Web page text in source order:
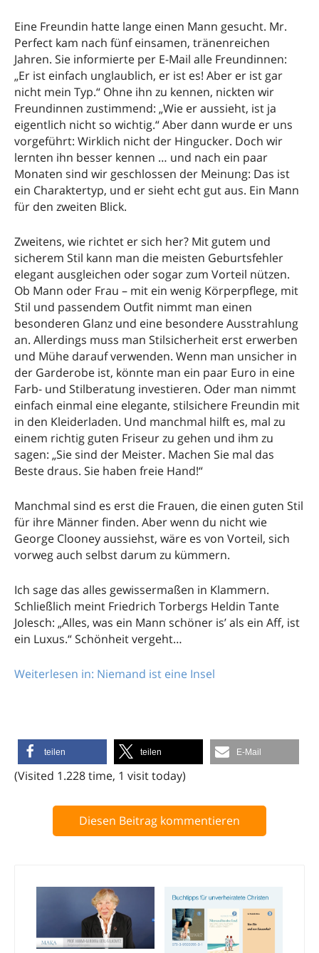
Eine Freundin hatte lange einen Mann gesucht. Mr.
Perfect kam nach fünf einsamen, tränenreichen
Jahren. Sie informierte per E-Mail alle Freundinnen:
„Er ist einfach unglaublich, er ist es! Aber er ist gar
nicht mein Typ.“ Ohne ihn zu kennen, nickten wir
Freundinnen zustimmend: „Wie er aussieht, ist ja
eigentlich nicht so wichtig.“ Aber dann wurde er uns
vorgeführt: Wirklich nicht der Hingucker. Doch wir
lernten ihn besser kennen … und nach ein paar
Monaten sind wir geschlossen der Meinung: Das ist
ein Charaktertyp, und er sieht echt gut aus. Ein Mann
für den zweiten Blick.
Zweitens, wie richtet er sich her? Mit gutem und
sicherem Stil kann man die meisten Geburtsfehler
elegant ausgleichen oder sogar zum Vorteil nützen.
Ob Mann oder Frau – mit ein wenig Körperpflege, mit
Stil und passendem Outfit nimmt man einen
besonderen Glanz und eine besondere Ausstrahlung
an. Allerdings muss man Stilsicherheit erst erwerben
und Mühe darauf verwenden. Wenn man unsicher in
der Garderobe ist, könnte man ein paar Euro in eine
Farb- und Stilberatung investieren. Oder man nimmt
einfach einmal eine elegante, stilsichere Freundin mit
in den Kleiderladen. Und manchmal hilft es, mal zu
einem richtig guten Friseur zu gehen und ihm zu
sagen: „Sie sind der Meister. Machen Sie mal das
Beste draus. Sie haben freie Hand!“
Manchmal sind es erst die Frauen, die einen guten Stil
für ihre Männer finden. Aber wenn du nicht wie
George Clooney aussiehst, wäre es von Vorteil, sich
vorweg auch selbst darum zu kümmern.
Ich sage das alles gewissermaßen in Klammern.
Schließlich meint Friedrich Torbergs Heldin Tante
Jolesch: „Alles, was ein Mann schöner is’ als ein Aff, ist
ein Luxus.“ Schönheit vergeht…
Weiterlesen in: Niemand ist eine Insel
teilen teilen E-Mail
(Visited 1.228 time, 1 visit today)
Diesen Beitrag kommentieren